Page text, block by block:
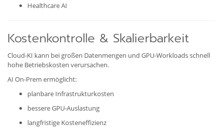
Healthcare AI
Kostenkontrolle & Skalierbarkeit
Cloud-KI kann bei großen Datenmengen und GPU-Workloads schnell
hohe Betriebskosten verursachen.
AI On-Prem ermöglicht:
planbare Infrastrukturkosten
bessere GPU-Auslastung
langfristige Kosteneffizienz